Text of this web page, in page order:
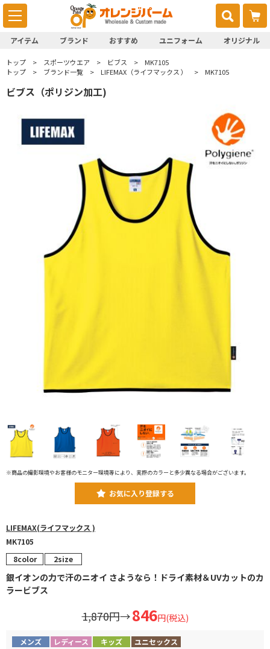
アイテム ブランド おすすめ ユニフォーム オリジナル
トップ スポーツウエア ビブス
MK7105
トップ
ブランド一覧 LIFEMAX（ライフマックス ） MK7105
ビブス（ポリジン加工)
※商品の撮影環境やお客様のモニター環境等により、実際のカラーと多少異なる場合がございます。
お気に入り登録する
LIFEMAX(ライフマックス )
MK7105
8color 2size
銀イオンの力で汗のニオイ さようなら！ドライ素材＆UVカットのカ
ラービブス
1,870円→846円(税込)
メンズ レディース キッズ
ユニセックス